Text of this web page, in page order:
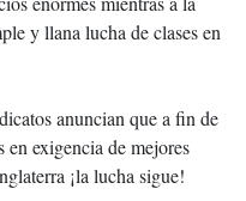
y llana lucha de clases en
anuncian que a fin de
en exigencia de mejores
¡la lucha sigue!